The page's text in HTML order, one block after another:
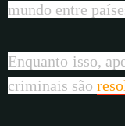
mundo entre
Enquanto isso,
criminais são